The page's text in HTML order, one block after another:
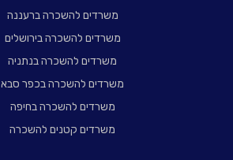
משרדים להשכרה ברעננה
משרדים להשכרה בירושלים
משרדים להשכרה בנתניה
משרדים להשכרה בכפר סבא
משרדים להשכרה בחיפה
משרדים קטנים להשכרה